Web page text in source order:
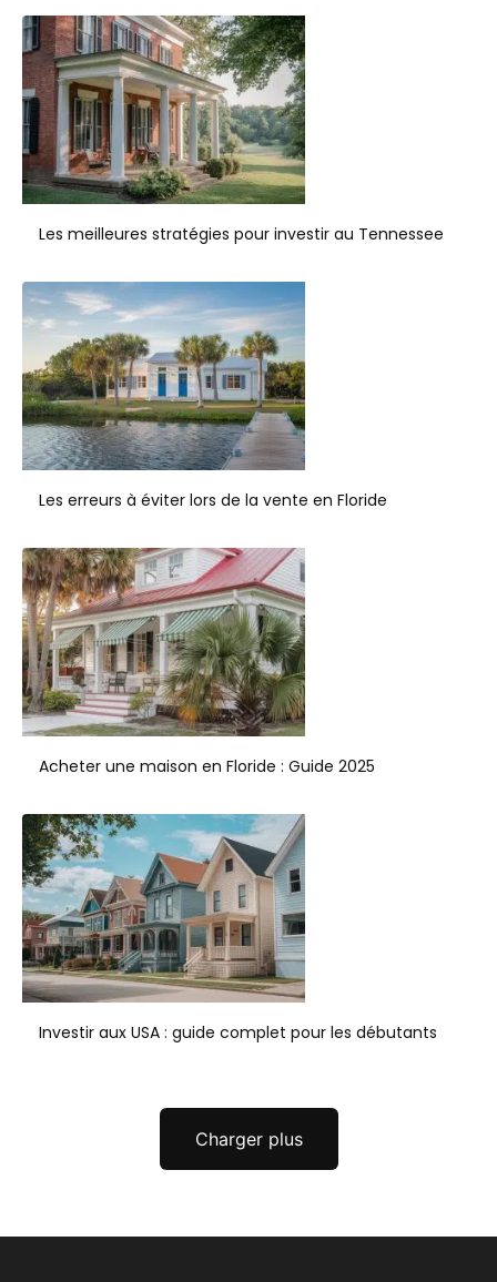
Les meilleures stratégies pour investir au Tennessee
Les erreurs à éviter lors de la vente en Floride
Acheter une maison en Floride : Guide 2025
Investir aux USA : guide complet pour les débutants
Charger plus